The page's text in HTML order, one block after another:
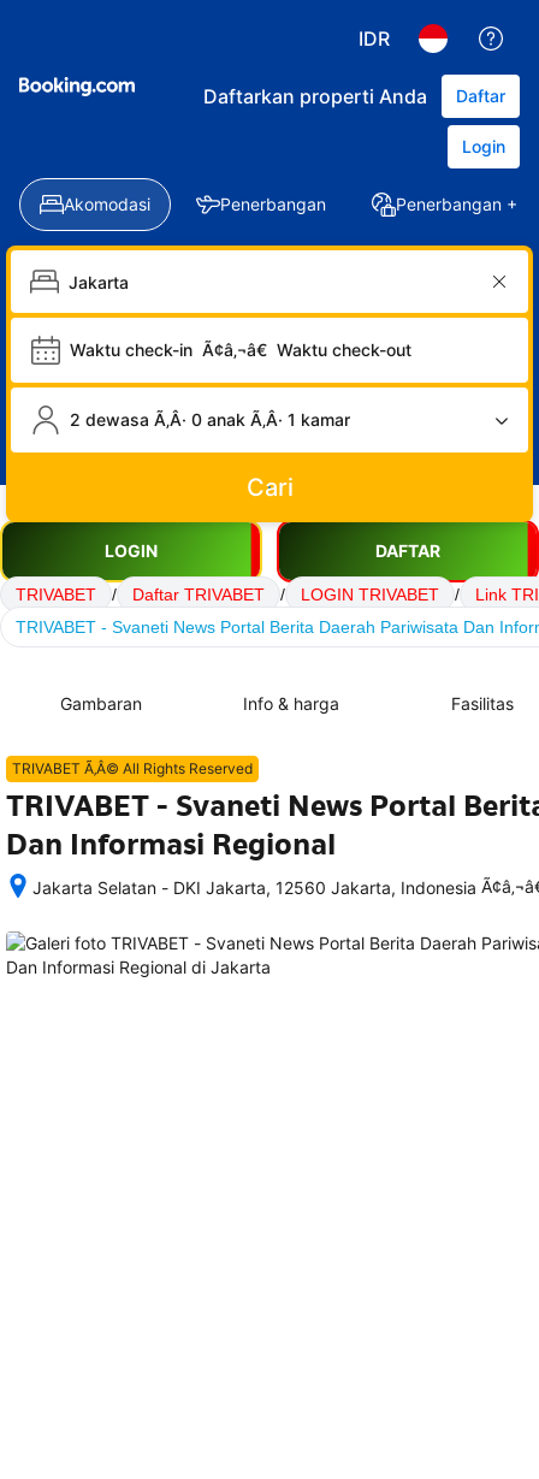
IDR
Daftarkan properti Anda Daftar
Login
Akomodasi Penerbangan Penerbangan +
Waktu check-in Ã¢â‚¬â€ Waktu check-out
2 dewasa Ã‚Â· 0 anak Ã‚Â· 1 kamar
Cari
LOGIN DAFTAR
TRIVABET / Daftar TRIVABET / LOGIN TRIVABET /
Link
TRIVABET - Svaneti News Portal Berita Daerah Pariwisata Dan
Gambaran Info & harga Fasilitas
TRIVABET Ã‚Â© All Rights Reserved
TRIVABET - Svaneti News Portal
Dan Informasi Regional
Jakarta Selatan - DKI Jakarta, 12560 Jakarta, Indonesia
memesan,
semua